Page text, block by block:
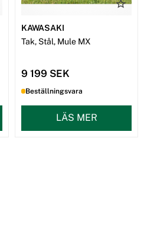
KAWASAKI
Tak, Stål, Mule MX
9 199 SEK
Beställningsvara
LÄS MER